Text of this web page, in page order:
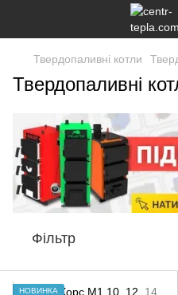
Твердопаливні котли
Твердопаливні
Фільтр
НОВИНКА